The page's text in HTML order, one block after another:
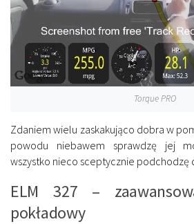
Torque PRO
Zdaniem wielu zaskakująco dobra w
powodu niebawem sprawdzę jej
wszystko nieco sceptycznie podchodzę
ELM 327 –
pokładowy